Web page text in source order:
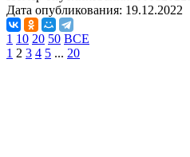
Дата опубликования: 19.12.2022
1 10 20 50 ВСЕ
1 2 3 4 5 ... 20